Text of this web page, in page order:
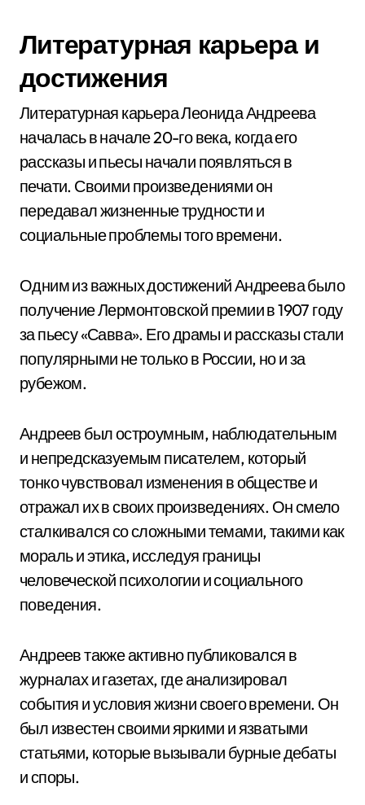
Литературная карьера и
достижения
Литературная карьера Леонида Андреева
началась в начале 20-го века, когда его
рассказы и пьесы начали появляться в
печати. Своими произведениями он
передавал жизненные трудности и
социальные проблемы того времени.
Одним из важных достижений Андреева было
получение Лермонтовской премии в 1907 году
за пьесу «Савва». Его драмы и рассказы стали
популярными не только в России, но и за
рубежом.
Андреев был остроумным, наблюдательным
и непредсказуемым писателем, который
тонко чувствовал изменения в обществе и
отражал их в своих произведениях. Он смело
сталкивался со сложными темами, такими как
мораль и этика, исследуя границы
человеческой психологии и социального
поведения.
Андреев также активно публиковался в
журналах и газетах, где анализировал
события и условия жизни своего времени. Он
был известен своими яркими и язватыми
статьями, которые вызывали бурные дебаты
и споры.